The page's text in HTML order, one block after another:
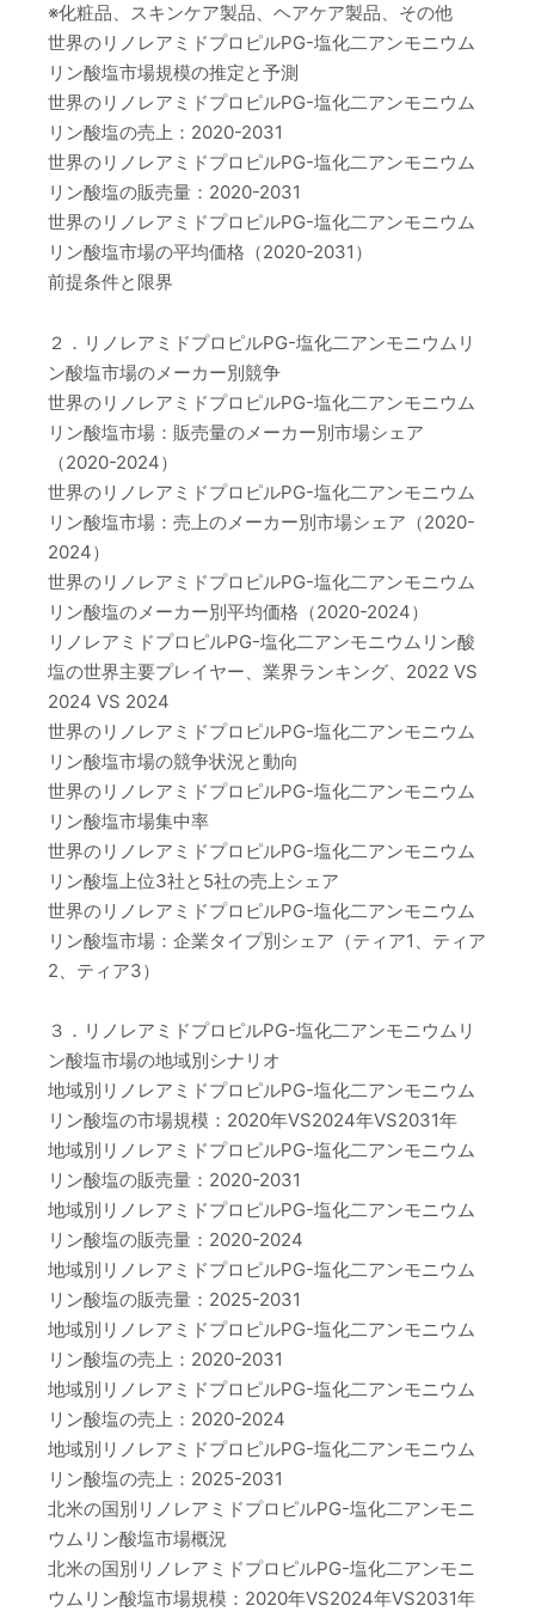
※化粧品、スキンケア製品、ヘアケア製品、その他
世界のリノレアミドプロピルPG-塩化二アンモニウム
リン酸塩市場規模の推定と予測
世界のリノレアミドプロピルPG-塩化二アンモニウム
リン酸塩の売上：2020-2031
世界のリノレアミドプロピルPG-塩化二アンモニウム
リン酸塩の販売量：2020-2031
世界のリノレアミドプロピルPG-塩化二アンモニウム
リン酸塩市場の平均価格（2020-2031）
前提条件と限界
２．リノレアミドプロピルPG-塩化二アンモニウムリ
ン酸塩市場のメーカー別競争
世界のリノレアミドプロピルPG-塩化二アンモニウム
リン酸塩市場：販売量のメーカー別市場シェア
（2020-2024）
世界のリノレアミドプロピルPG-塩化二アンモニウム
リン酸塩市場：売上のメーカー別市場シェア（2020-
2024）
世界のリノレアミドプロピルPG-塩化二アンモニウム
リン酸塩のメーカー別平均価格（2020-2024）
リノレアミドプロピルPG-塩化二アンモニウムリン酸
塩の世界主要プレイヤー、業界ランキング、2022 VS
2024 VS 2024
世界のリノレアミドプロピルPG-塩化二アンモニウム
リン酸塩市場の競争状況と動向
世界のリノレアミドプロピルPG-塩化二アンモニウム
リン酸塩市場集中率
世界のリノレアミドプロピルPG-塩化二アンモニウム
リン酸塩上位3社と5社の売上シェア
世界のリノレアミドプロピルPG-塩化二アンモニウム
リン酸塩市場：企業タイプ別シェア（ティア1、ティア
2、ティア3）
３．リノレアミドプロピルPG-塩化二アンモニウムリ
ン酸塩市場の地域別シナリオ
地域別リノレアミドプロピルPG-塩化二アンモニウム
リン酸塩の市場規模：2020年VS2024年VS2031年
地域別リノレアミドプロピルPG-塩化二アンモニウム
リン酸塩の販売量：2020-2031
地域別リノレアミドプロピルPG-塩化二アンモニウム
リン酸塩の販売量：2020-2024
地域別リノレアミドプロピルPG-塩化二アンモニウム
リン酸塩の販売量：2025-2031
地域別リノレアミドプロピルPG-塩化二アンモニウム
リン酸塩の売上：2020-2031
地域別リノレアミドプロピルPG-塩化二アンモニウム
リン酸塩の売上：2020-2024
地域別リノレアミドプロピルPG-塩化二アンモニウム
リン酸塩の売上：2025-2031
北米の国別リノレアミドプロピルPG-塩化二アンモニ
ウムリン酸塩市場概況
北米の国別リノレアミドプロピルPG-塩化二アンモニ
ウムリン酸塩市場規模：2020年VS2024年VS2031年